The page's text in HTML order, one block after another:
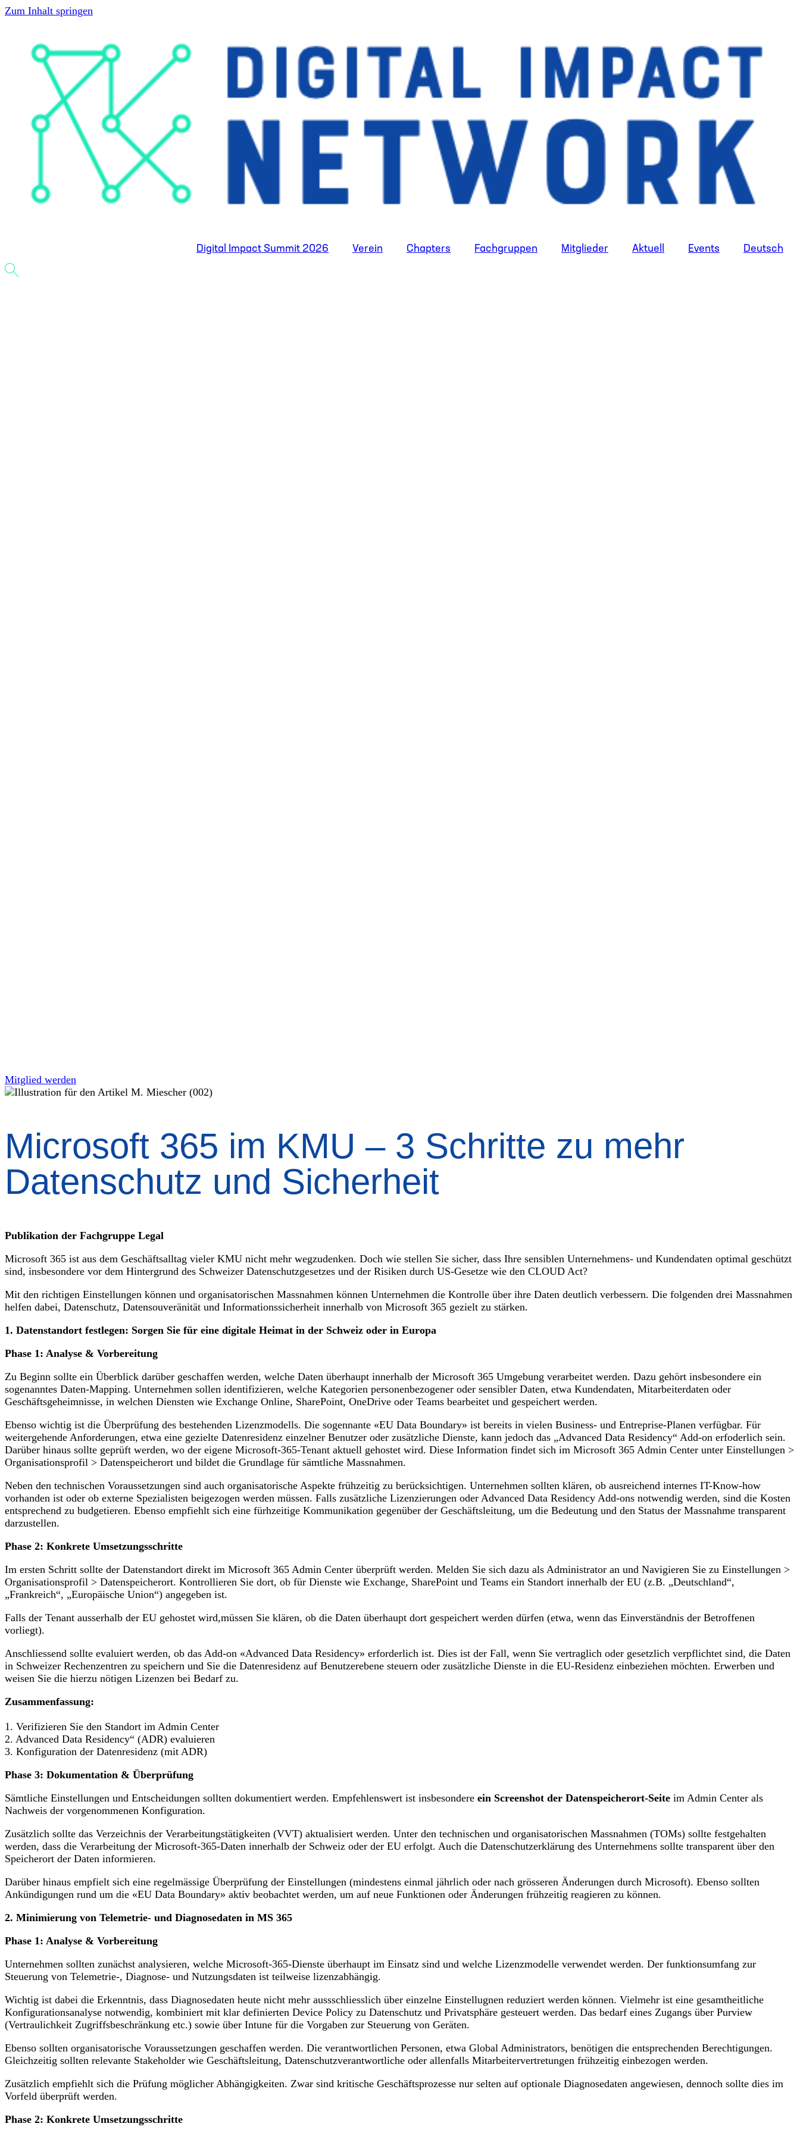
Zum Inhalt springen
Digital Impact Summit 2026 Verein Chapters Fachgruppen Mitglieder Aktuell Events Deutsch
Mitglied werden
Microsoft 365 im KMU – 3 Schritte zu mehr
Datenschutz und Sicherheit
Publikation der Fachgruppe Legal
Microsoft 365 ist aus dem Geschäftsalltag vieler KMU nicht mehr wegzudenken. Doch wie stellen Sie sicher, dass Ihre sensiblen Unternehmens- und Kundendaten optimal geschützt
sind, insbesondere vor dem Hintergrund des Schweizer Datenschutzgesetzes und der Risiken durch US-Gesetze wie den CLOUD Act?
Mit den richtigen Einstellungen können und organisatorischen Massnahmen können Unternehmen die Kontrolle über ihre Daten deutlich verbessern. Die folgenden drei Massnahmen
helfen dabei, Datenschutz, Datensouveränität und Informationssicherheit innerhalb von Microsoft 365 gezielt zu stärken.
1. Datenstandort festlegen: Sorgen Sie für eine digitale Heimat in der Schweiz oder in Europa
Phase 1: Analyse & Vorbereitung
Zu Beginn sollte ein Überblick darüber geschaffen werden, welche Daten überhaupt innerhalb der Microsoft 365 Umgebung verarbeitet werden. Dazu gehört insbesondere ein
sogenanntes Daten-Mapping. Unternehmen sollen identifizieren, welche Kategorien personenbezogener oder sensibler Daten, etwa Kundendaten, Mitarbeiterdaten oder
Geschäftsgeheimnisse, in welchen Diensten wie Exchange Online, SharePoint, OneDrive oder Teams bearbeitet und gespeichert werden.
Ebenso wichtig ist die Überprüfung des bestehenden Lizenzmodells. Die sogennante «EU Data Boundary» ist bereits in vielen Business- und Entreprise-Planen verfügbar. Für
weitergehende Anforderungen, etwa eine gezielte Datenresidenz einzelner Benutzer oder zusätzliche Dienste, kann jedoch das „Advanced Data Residency“ Add-on erfoderlich sein.
Darüber hinaus sollte geprüft werden, wo der eigene Microsoft-365-Tenant aktuell gehostet wird. Diese Information findet sich im Microsoft 365 Admin Center unter Einstellungen >
Organisationsprofil > Datenspeicherort und bildet die Grundlage für sämtliche Massnahmen.
Neben den technischen Voraussetzungen sind auch organisatorische Aspekte frühzeitig zu berücksichtigen. Unternehmen sollten klären, ob ausreichend internes IT-Know-how
vorhanden ist oder ob externe Spezialisten beigezogen werden müssen. Falls zusätzliche Lizenzierungen oder Advanced Data Residency Add-ons notwendig werden, sind die Kosten
entsprechend zu budgetieren. Ebenso empfiehlt sich eine fürhzeitige Kommunikation gegenüber der Geschäftsleitung, um die Bedeutung und den Status der Massnahme transparent
darzustellen.
Phase 2: Konkrete Umsetzungsschritte
Im ersten Schritt sollte der Datenstandort direkt im Microsoft 365 Admin Center überprüft werden. Melden Sie sich dazu als Administrator an und Navigieren Sie zu Einstellungen >
Organisationsprofil > Datenspeicherort. Kontrollieren Sie dort, ob für Dienste wie Exchange, SharePoint und Teams ein Standort innerhalb der EU (z.B. „Deutschland“,
„Frankreich“, „Europäische Union“) angegeben ist.
Falls der Tenant ausserhalb der EU gehostet wird,müssen Sie klären, ob die Daten überhaupt dort gespeichert werden dürfen (etwa, wenn das Einverständnis der Betroffenen
vorliegt).
Anschliessend sollte evaluiert werden, ob das Add-on «Advanced Data Residency» erforderlich ist. Dies ist der Fall, wenn Sie vertraglich oder gesetzlich verpflichtet sind, die Daten
in Schweizer Rechenzentren zu speichern und Sie die Datenresidenz auf Benutzerebene steuern oder zusätzliche Dienste in die EU-Residenz einbeziehen möchten. Erwerben und
weisen Sie die hierzu nötigen Lizenzen bei Bedarf zu.
Zusammenfassung:
1. Verifizieren Sie den Standort im Admin Center
2. Advanced Data Residency“ (ADR) evaluieren
3. Konfiguration der Datenresidenz (mit ADR)
Phase 3: Dokumentation & Überprüfung
Sämtliche Einstellungen und Entscheidungen sollten dokumentiert werden. Empfehlenswert ist insbesondere ein Screenshot der Datenspeicherort-Seite im Admin Center als
Nachweis der vorgenommenen Konfiguration.
Zusätzlich sollte das Verzeichnis der Verarbeitungstätigkeiten (VVT) aktualisiert werden. Unter den technischen und organisatorischen Massnahmen (TOMs) sollte festgehalten
werden, dass die Verarbeitung der Microsoft-365-Daten innerhalb der Schweiz oder der EU erfolgt. Auch die Datenschutzerklärung des Unternehmens sollte transparent über den
Speicherort der Daten informieren.
Darüber hinaus empfielt sich eine regelmässige Überprüfung der Einstellungen (mindestens einmal jährlich oder nach grösseren Änderungen durch Microsoft). Ebenso sollten
Ankündigungen rund um die «EU Data Boundary» aktiv beobachtet werden, um auf neue Funktionen oder Änderungen frühzeitig reagieren zu können.
2. Minimierung von Telemetrie- und Diagnosedaten in MS 365
Phase 1: Analyse & Vorbereitung
Unternehmen sollten zunächst analysieren, welche Microsoft-365-Dienste überhaupt im Einsatz sind und welche Lizenzmodelle verwendet werden. Der funktionsumfang zur
Steuerung von Telemetrie-, Diagnose- und Nutzungsdaten ist teilweise lizenzabhängig.
Wichtig ist dabei die Erkenntnis, dass Diagnosedaten heute nicht mehr aussschliesslich über einzelne Einstellugnen reduziert werden können. Vielmehr ist eine gesamtheitliche
Konfigurationsanalyse notwendig, kombiniert mit klar definierten Device Policy zu Datenschutz und Privatsphäre gesteuert werden. Das bedarf eines Zugangs über Purview
(Vertraulichkeit Zugriffsbeschränkung etc.) sowie über Intune für die Vorgaben zur Steuerung von Geräten.
Ebenso sollten organisatorische Voraussetzungen geschaffen werden. Die verantwortlichen Personen, etwa Global Administrators, benötigen die entsprechenden Berechtigungen.
Gleichzeitig sollten relevante Stakeholder wie Geschäftsleitung, Datenschutzverantwortliche oder allenfalls Mitarbeitervertretungen frühzeitig einbezogen werden.
Zusätzlich empfiehlt sich die Prüfung möglicher Abhängigkeiten. Zwar sind kritische Geschäftsprozesse nur selten auf optionale Diagnosedaten angewiesen, dennoch sollte dies im
Vorfeld überprüft werden.
Phase 2: Konkrete Umsetzungsschritte